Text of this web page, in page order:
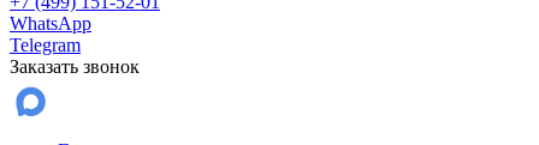
WhatsApp
Telegram
Заказать звонок